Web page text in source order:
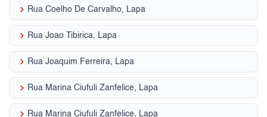
keyboard_arrow_right Rua Coelho De Carvalho, Lapa
keyboard_arrow_right Rua Joao Tibirica, Lapa
keyboard_arrow_right Rua Joaquim Ferreira, Lapa
keyboard_arrow_right Rua Marina Ciufuli Zanfelice, Lapa
keyboard_arrow_right Rua Marina Ciufuli Zanfelice, Lapa